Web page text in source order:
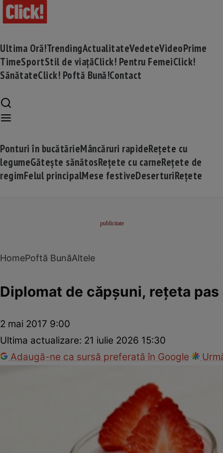
Ultima Oră!TrendingActualitateVedeteVideoPrime
TimeSportStil de viațăClick! Pentru FemeiClick!
SănătateClick! Poftă Bună!Contact
Ponturi în bucătărieMâncăruri rapideRețete cu
legumeGătește sănătosRețete cu carneRețete de
regimFelul principalMese festiveDeserturiRețete
HomePoftă BunăAltele
Diplomat de căpşuni, reţeta pas
2 mai 2017 9:00
Ultima actualizare: 21 iulie 2026 15:30
Adaugă-ne ca sursă preferată în Google